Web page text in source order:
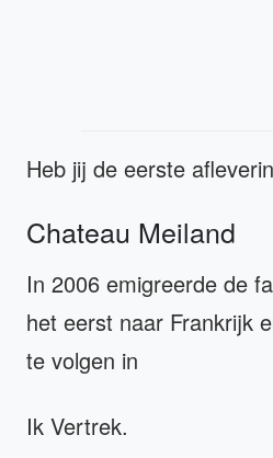
Heb jij de eerste
Chateau Meiland
In 2006 emigreerde de
het eerst naar Frankrijk
te volgen in
Ik Vertrek.